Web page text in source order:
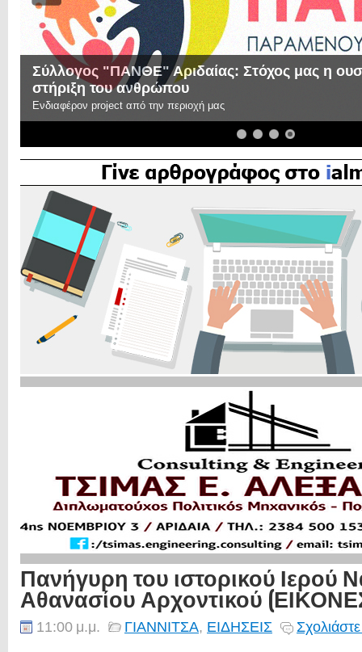
Σύλλογος "ΠΑΝΘΕ" Αριδαίας: Στόχος μας η
στήριξη του ανθρώπου
Ενδιαφέρον project από την περιοχή μας
Πανήγυρη του ιστορικού Ιερού
Αθανασίου Αρχοντικού
11:00 μ.μ. ΓΙΑΝΝΙΤΣΑ, ΕΙΔΗΣΕΙΣ